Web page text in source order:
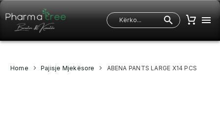
Home Pajisje Mjekësore ABENA PANTS LARGE X14 PCS